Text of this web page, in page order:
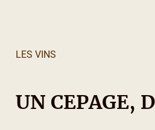
LES VINS
UN CEPAGE,